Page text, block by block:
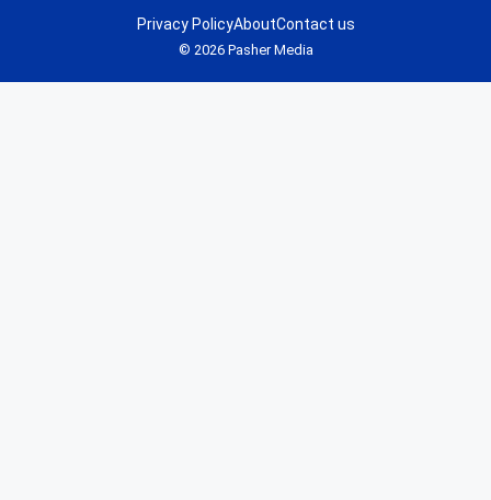
© 2026 Pasher Media
Privacy PolicyAboutContact us